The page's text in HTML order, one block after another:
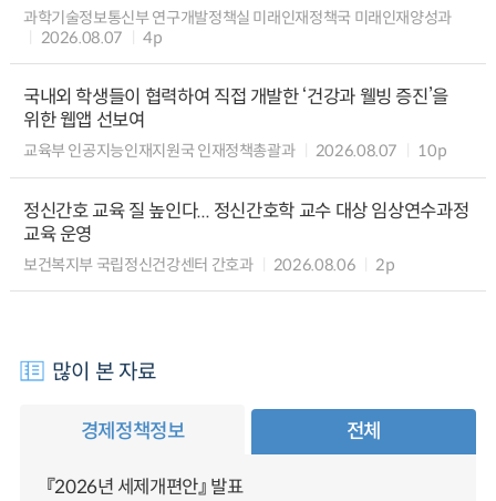
과학기술정보통신부 연구개발정책실 미래인재정책국 미래인재양성과
2026.08.07
4p
국내외 학생들이 협력하여 직접 개발한 ‘건강과 웰빙 증진’을
위한 웹앱 선보여
교육부 인공지능인재지원국 인재정책총괄과 2026.08.07 10p
정신간호 교육 질 높인다... 정신간호학 교수 대상 임상연수과정
교육 운영
보건복지부 국립정신건강센터 간호과 2026.08.06 2p
많이 본 자료
경제정책정보 전체
『2026년 세제개편안』 발표